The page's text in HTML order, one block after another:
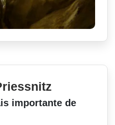
importante de